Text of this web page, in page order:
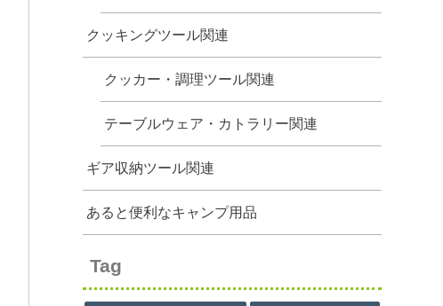
クッキングツール関連
クッカー・調理ツール関連
テーブルウェア・カトラリー関連
ギア収納ツール関連
あると便利なキャンプ用品
Tag